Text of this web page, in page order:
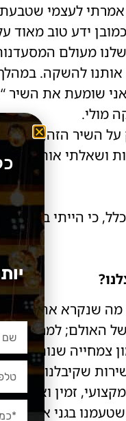
שלנו מעולם
אותנו להשקה.
שומעת את
מולי.
על השיר הזה, אז
ושאלתי אותו:
מה שנקרא אהבה
האולם; למרות
צמחייה שנותנת
שקיבלנו מבעל
זמין ואכפתי
בגני אירועים.